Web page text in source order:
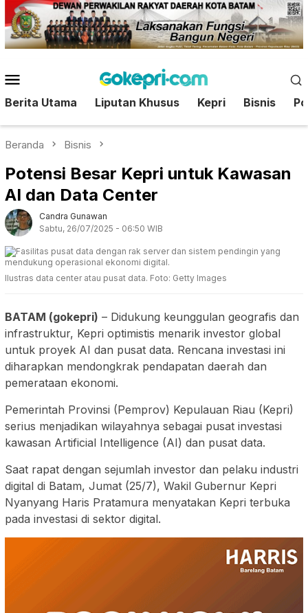
Loncat
ke
konten
Mobile
Berita Utama Liputan Khusus Kepri Bisnis
Beranda Bisnis
Potensi Besar Kepri untuk Kawasan
AI dan Data Center
Candra Gunawan
Sabtu, 26/07/2025 - 06:50 WIB
Ilustras data center atau pusat data. Foto: Getty Images
BATAM (gokepri) – Didukung keunggulan geografis dan
infrastruktur, Kepri optimistis menarik investor global
untuk proyek AI dan pusat data. Rencana investasi ini
diharapkan mendongkrak pendapatan daerah dan
pemerataan ekonomi.
Pemerintah Provinsi (Pemprov) Kepulauan Riau (Kepri)
serius menjadikan wilayahnya sebagai pusat investasi
kawasan Artificial Intelligence (AI) dan pusat data.
Saat rapat dengan sejumlah investor dan pelaku industri
digital di Batam, Jumat (25/7), Wakil Gubernur Kepri
Nyanyang Haris Pratamura menyatakan Kepri terbuka
pada investasi di sektor digital.